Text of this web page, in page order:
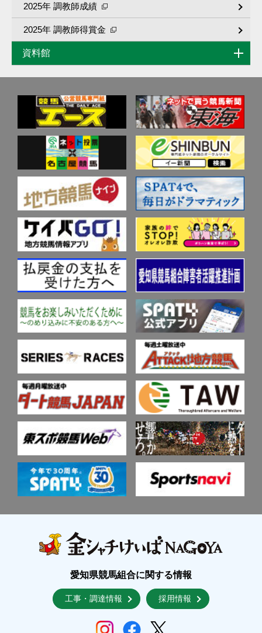
2025年 調教師成績
2025年 調教師得賞金
資料館
歴代リーディング
重賞競走成績･馬番別入着一覧
歴代高額払戻金
データベース
愛知県競馬組合に関する情報
工事・調達情報 採用情報